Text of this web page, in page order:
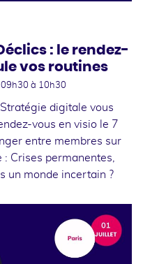
: le rendez-
vos routines
09h30 à 10h30
digitale vous
vous en visio le 7
entre membres sur
Crises permanentes,
un monde incertain ?